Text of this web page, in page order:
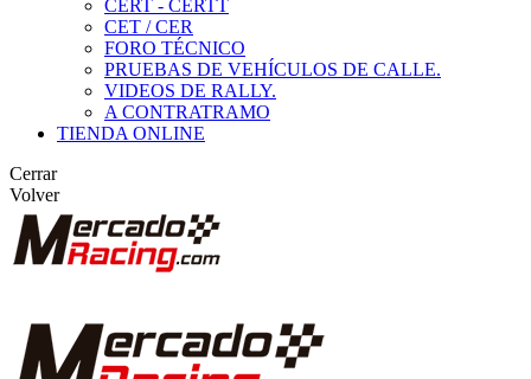
CERT - CERTT
CET / CER
FORO TÉCNICO
PRUEBAS DE VEHÍCULOS DE CALLE.
VIDEOS DE RALLY.
A CONTRATRAMO
TIENDA ONLINE
Cerrar
Volver